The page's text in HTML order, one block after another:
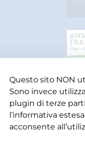
Questo sito NON
Sono invece
plugin di terze
l’informativa
acconsente